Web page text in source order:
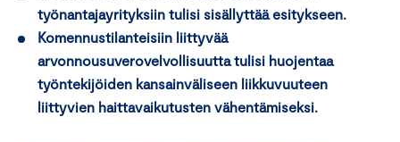
työnantajayrityksiin tulisi sisällyttää esitykseen.
Komennustilanteisiin liittyvää
arvonnousuverovelvollisuutta tulisi huojentaa
työntekijöiden kansainväliseen liikkuvuuteen
liittyvien haittavaikutusten vähentämiseksi.